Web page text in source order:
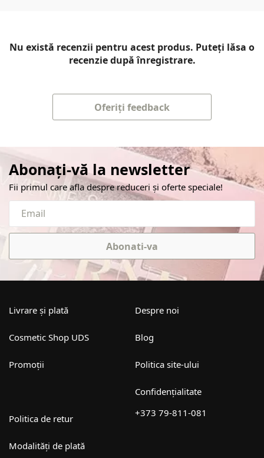
Nu există recenzii pentru acest produs. Puteți lăsa o
recenzie după înregistrare.
Oferiți feedback
Abonați-vă la newsletter
Fii primul care afla despre reduceri și oferte speciale!
Abonati-va
Livrare și plată
Cosmetic Shop UDS
Promoții
Despre noi
Blog
Politica site-ului
Confidențialitate
Politica de retur
Modalități de plată
+373 79-811-081